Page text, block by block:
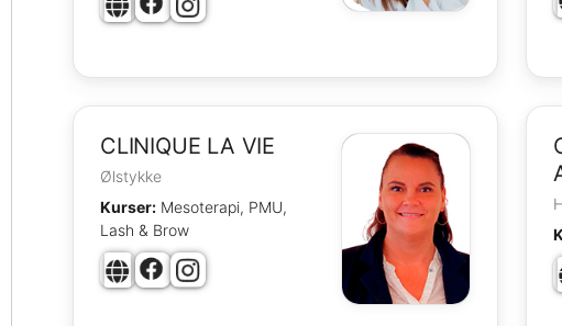
CLINIQUE LA VIE
Ølstykke
Kurser: Mesoterapi, PMU,
Lash & Brow